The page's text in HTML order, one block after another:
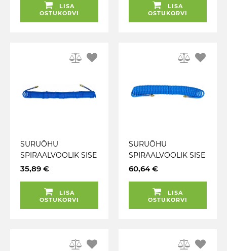
LISA
OSTUKORVI
LISA
OSTUKORVI
SURUÕHU
SPIRAALVOOLIK SISE
8MM. VÄLIS 12MM.
KEERE 360° JBM
35,89 €
LISA
OSTUKORVI
SURUÕHU
SPIRAALVOOLIK SISE
13MM. VÄLIS 18MM.
KEERE 360° JBM
60,64 €
LISA
OSTUKORVI